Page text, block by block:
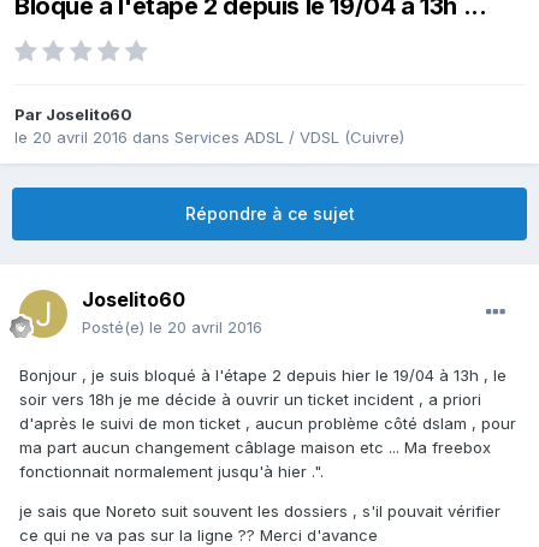
Bloqué à l'étape 2 depuis le 19/04 à 13h ...
Par Joselito60
le 20 avril 2016 dans Services ADSL / VDSL (Cuivre)
Répondre à ce sujet
Joselito60
Posté(e) le 20 avril 2016
Bonjour , je suis bloqué à l'étape 2 depuis hier le 19/04 à 13h , le
soir vers 18h je me décide à ouvrir un ticket incident , a priori
d'après le suivi de mon ticket , aucun problème côté dslam , pour
ma part aucun changement câblage maison etc ... Ma freebox
fonctionnait normalement jusqu'à hier .".
je sais que Noreto suit souvent les dossiers , s'il pouvait vérifier
ce qui ne va pas sur la ligne ?? Merci d'avance